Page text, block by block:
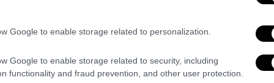
Google to enable storage related to personalization.
Google to enable storage related to security, including
functionality and fraud prevention, and other user protection.
Μυζηθρομπουγάτσα με σουσάμι
Συνταγή για γλυκιά πίτα με ιδιαίτερη
γέμιση από κρέμα μυζήθρας